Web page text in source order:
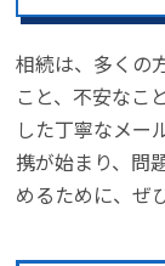
相続は、多くの
こと、不安なこ
した丁寧なメー
携が始まり、問
めるために、ぜ